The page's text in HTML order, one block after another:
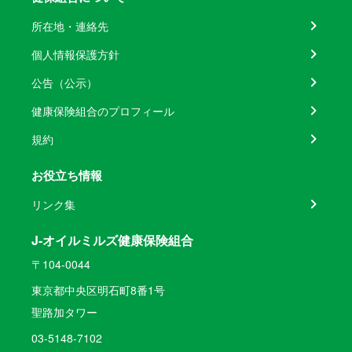
所在地・連絡先
個人情報保護方針
公告（公示）
健康保険組合のプロフィール
規約
お役立ち情報
リンク集
J-オイルミルズ健康保険組合
〒104-0044
東京都中央区明石町8番1号
聖路加タワー
03-5148-7102